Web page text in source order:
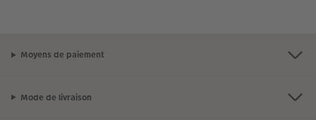
Moyens de paiement
Mode de livraison